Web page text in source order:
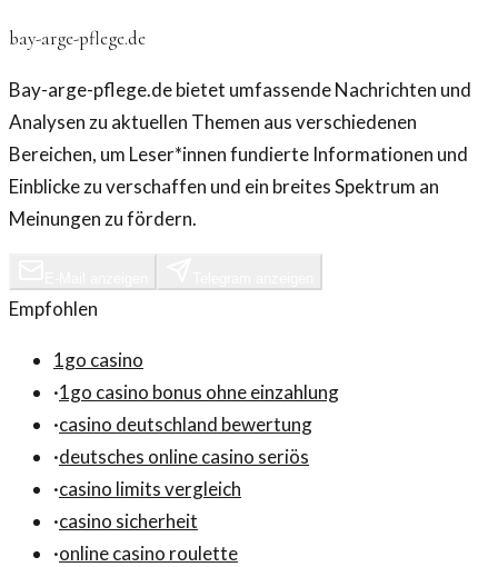
bay-arge-pflege.de
Bay-arge-pflege.de bietet umfassende Nachrichten und
Analysen zu aktuellen Themen aus verschiedenen
Bereichen, um Leser*innen fundierte Informationen und
Einblicke zu verschaffen und ein breites Spektrum an
Meinungen zu fördern.
Empfohlen
1go casino
·1go casino bonus ohne einzahlung
·casino deutschland bewertung
·deutsches online casino seriös
·casino limits vergleich
·casino sicherheit
·online casino roulette